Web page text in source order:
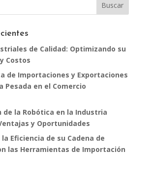
de Calidad: Optimizando su
Costos
de Importaciones y Exportaciones
Pesada en el Comercio
de la Robótica en la Industria
y Oportunidades
Eficiencia de su Cadena de
las Herramientas de Importación